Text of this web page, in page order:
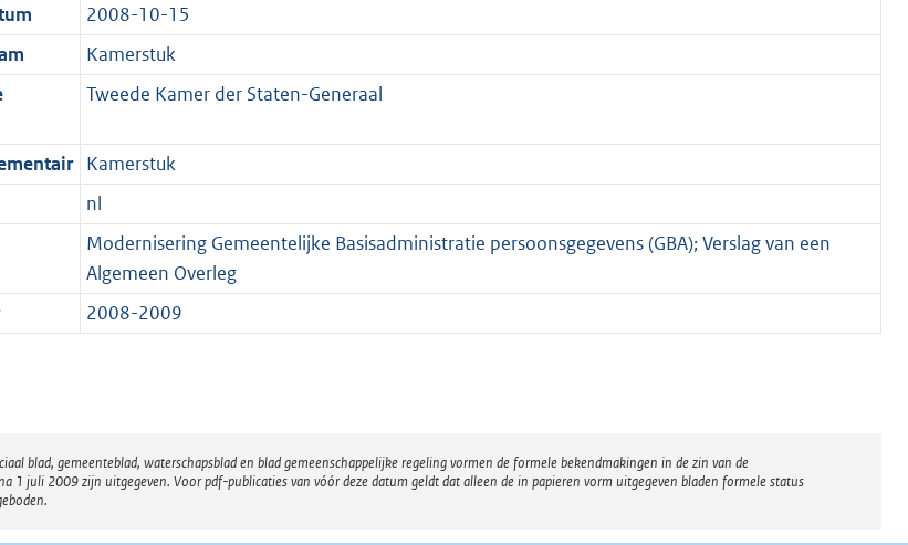
2008-10-15
Kamerstuk
Tweede Kamer der Staten-Generaal
Kamerstuk
nl
Modernisering Gemeentelijke Basisadministratie persoonsgegevens (GBA); Verslag van een
Algemeen Overleg
2008-2009
blad, gemeenteblad, waterschapsblad en blad gemeenschappelijke regeling vormen de formele bekendmakingen in de zin van de
1 juli 2009 zijn uitgegeven. Voor pdf-publicaties van vóór deze datum geldt dat alleen de in papieren vorm uitgegeven bladen formele status